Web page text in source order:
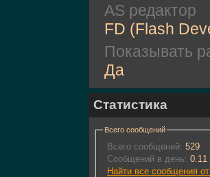
AS редактор
FD (Flash
Показывать
Да
Статистика
Всего сообщений
Всего сообщений: 529
Сообщений в день: 0.11
Найти все сообщения